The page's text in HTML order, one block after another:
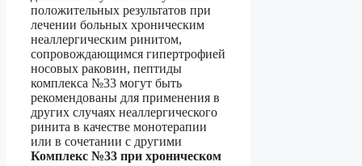
положительных результатов при
лечении больных хроническим
неаллергическим ринитом,
сопровождающимся гипертрофией
носовых раковин, пептиды
комплекса №33 могут быть
рекомендованы для применения в
других случаях неаллергического
ринита в качестве монотерапии
или в сочетании с другими
Комплекс №33 при хроническом